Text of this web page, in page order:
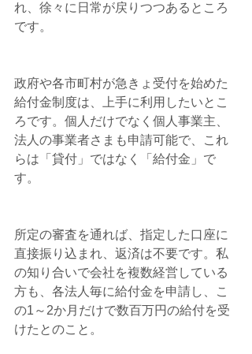
れ、徐々に日常が戻りつつあるところ
です。
政府や各市町村が急きょ受付を始めた
給付金制度は、上手に利用したいとこ
ろです。個人だけでなく個人事業主、
法人の事業者さまも申請可能で、これ
らは「貸付」ではなく「給付金」で
す。
所定の審査を通れば、指定した口座に
直接振り込まれ、返済は不要です。私
の知り合いで会社を複数経営している
方も、各法人毎に給付金を申請し、こ
の1～2か月だけで数百万円の給付を受
けたとのこと。